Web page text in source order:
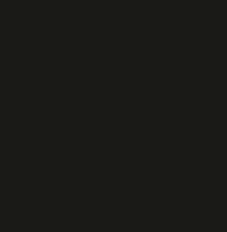
ofensiva. Consciente, o
para evoluir.
vezes eu acho que me
deixar fluir um